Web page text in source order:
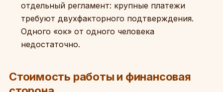
отдельный регламент: крупные платежи
требуют двухфакторного подтверждения.
Одного «ок» от одного человека
недостаточно.
Стоимость работы и финансовая